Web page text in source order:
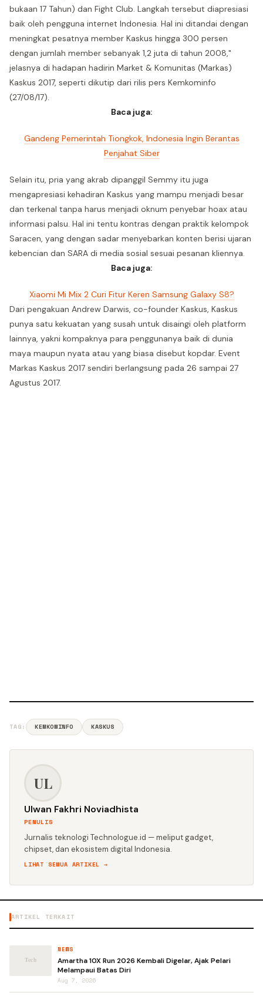
bukaan 17 Tahun) dan Fight Club. Langkah tersebut diapresiasi
baik oleh pengguna internet Indonesia. Hal ini ditandai dengan
meningkat pesatnya member Kaskus hingga 300 persen
dengan jumlah member sebanyak 1,2 juta di tahun 2008,"
jelasnya di hadapan hadirin Market & Komunitas (Markas)
Kaskus 2017, seperti dikutip dari rilis pers Kemkominfo
(27/08/17).
Baca juga:
Gandeng Pemerintah Tiongkok, Indonesia Ingin Berantas
Penjahat Siber
Selain itu, pria yang akrab dipanggil Semmy itu juga
mengapresiasi kehadiran Kaskus yang mampu menjadi besar
dan terkenal tanpa harus menjadi oknum penyebar hoax atau
informasi palsu. Hal ini tentu kontras dengan praktik kelompok
Saracen, yang dengan sadar menyebarkan konten berisi ujaran
kebencian dan SARA di media sosial sesuai pesanan kliennya.
Baca juga:
Xiaomi Mi Mix 2 Curi Fitur Keren Samsung Galaxy S8?
Dari pengakuan Andrew Darwis, co-founder Kaskus, Kaskus
punya satu kekuatan yang susah untuk disaingi oleh platform
lainnya, yakni kompaknya para penggunanya baik di dunia
maya maupun nyata atau yang biasa disebut kopdar. Event
Markas Kaskus 2017 sendiri berlangsung pada 26 sampai 27
Agustus 2017.
TAG: KEMKOMINFO KASKUS
UL
Ulwan Fakhri Noviadhista
PENULIS
Jurnalis teknologi Technologue.id — meliput gadget,
chipset, dan ekosistem digital Indonesia.
LIHAT SEMUA ARTIKEL →
ARTIKEL TERKAIT
NEWS
Amartha 10X Run 2026 Kembali Digelar, Ajak Pelari
Melampaui Batas Diri
Aug 7, 2026